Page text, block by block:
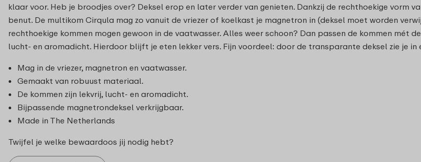
klaar voor. Heb je broodjes over? Deksel erop en later verder van genieten. Dankzij de rechthoekige
benut. De multikom Cirqula mag zo vanuit de vriezer of koelkast je magnetron in (deksel moet worden
rechthoekige kommen mogen gewoon in de vaatwasser. Alles weer schoon? Dan passen de kommen mét
lucht- en aromadicht. Hierdoor blijft je eten lekker vers. Fijn voordeel: door de transparante deksel zie je
Mag in de vriezer, magnetron en vaatwasser.
Gemaakt van robuust materiaal.
De kommen zijn lekvrij, lucht- en aromadicht.
Bijpassende magnetrondeksel verkrijgbaar.
Made in The Netherlands
Twijfel je welke bewaardoos jij nodig hebt?